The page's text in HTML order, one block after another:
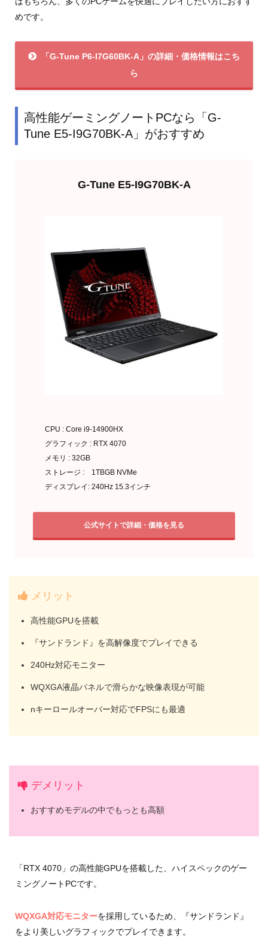
めです。
「G-Tune P6-I7G60BK-A」の詳細・価格情報はこち
ら
高性能ゲーミングノートPCなら「G-
Tune E5-I9G70BK-A」がおすすめ
G-Tune E5-I9G70BK-A
CPU : Core i9-14900HX
グラフィック : RTX 4070
メモリ : 32GB
ストレージ : 1TBGB NVMe
ディスプレイ: 240Hz 15.3インチ
公式サイトで詳細・価格を見る
メリット
高性能GPUを搭載
『サンドランド』を高解像度でプレイできる
240Hz対応モニター
WQXGA液晶パネルで滑らかな映像表現が可能
nキーロールオーバー対応でFPSにも最適
デメリット
おすすめモデルの中でもっとも高額
「RTX 4070」の高性能GPUを搭載した、ハイスペックのゲー
ミングノートPCです。
WQXGA対応モニターを採用しているため、『サンドランド』
をより美しいグラフィックでプレイできます。